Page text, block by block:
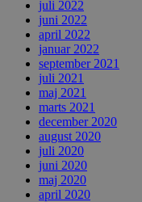
juli 2022
juni 2022
april 2022
januar 2022
september 2021
juli 2021
maj 2021
marts 2021
december 2020
august 2020
juli 2020
juni 2020
maj 2020
april 2020